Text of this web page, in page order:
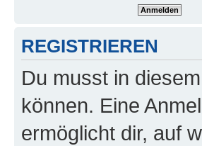
REGISTRIEREN
Du musst in
können. Eine
ermöglicht dir, auf